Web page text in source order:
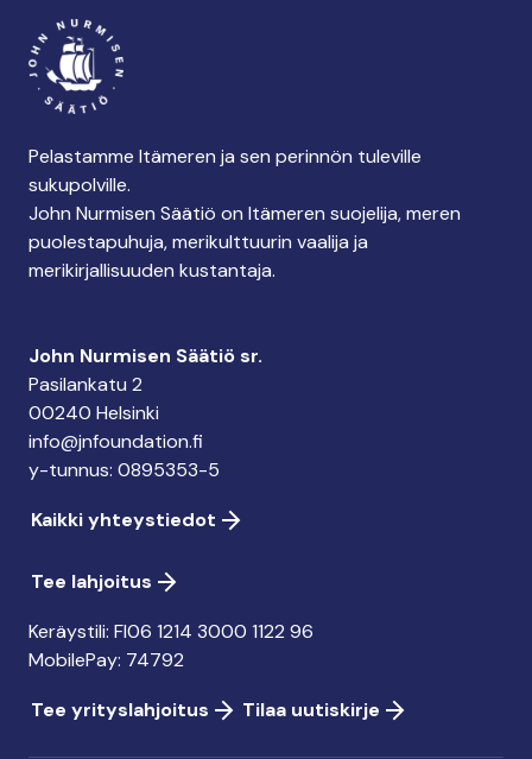
Pelastamme Itämeren ja sen perinnön tuleville
sukupolville.
John Nurmisen Säätiö on Itämeren suojelija, meren
puolestapuhuja, merikulttuurin vaalija ja
merikirjallisuuden kustantaja.
John Nurmisen Säätiö sr.
Pasilankatu 2
00240 Helsinki
info@jnfoundation.fi
y-tunnus: 0895353-5
Kaikki yhteystiedot
Tee lahjoitus
Keräystili: FI06 1214 3000 1122 96
MobilePay: 74792
Tee yrityslahjoitus
Tilaa uutiskirje